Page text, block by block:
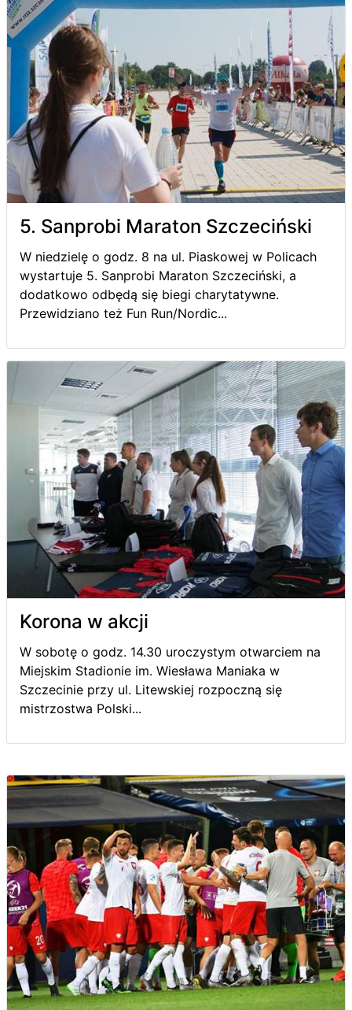
5. Sanprobi Maraton Szczeciński
W niedzielę o godz. 8 na ul. Piaskowej w Policach
wystartuje 5. Sanprobi Maraton Szczeciński, a
dodatkowo odbędą się biegi charytatywne.
Przewidziano też Fun Run/Nordic...
Korona w akcji
W sobotę o godz. 14.30 uroczystym otwarciem na
Miejskim Stadionie im. Wiesława Maniaka w
Szczecinie przy ul. Litewskiej rozpoczną się
mistrzostwa Polski...